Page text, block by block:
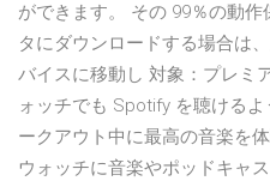
ができます。 その 99％の動
タにダウンロードする場合は
バイスに移動し 対象：プレミ
ォッチでも Spotify を聴ける
ークアウト中に最高の音楽を
ウォッチに音楽やポッドキャ